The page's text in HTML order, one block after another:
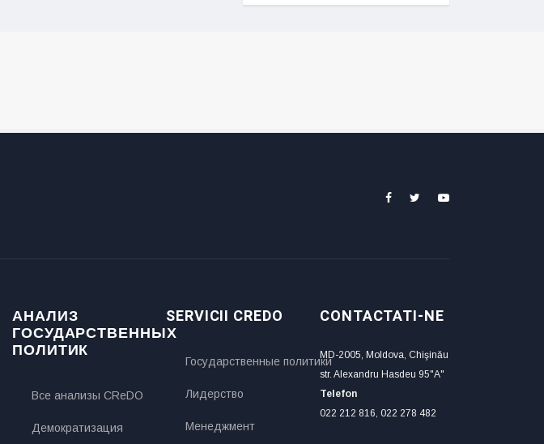
АНАЛИЗ
ГОСУДАРСТВЕННЫХ
ПОЛИТИК
Все анализы CReDO
Демократизация
SERVICII CREDO
Государственные политики
Лидерство
Менеджмент
CONTACTATI-NE
MD-2005, Moldova, Chişinău
str. Alexandru Hasdeu 95"A"
Telefon
022 212 816, 022 278 482